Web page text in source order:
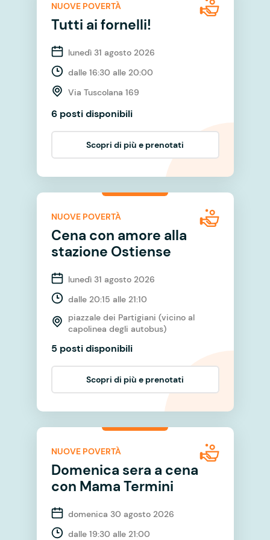
NUOVE POVERTÀ
Tutti ai fornelli!
lunedì 31 agosto 2026
dalle 16:30 alle 20:00
Via Tuscolana 169
6 posti disponibili
Scopri di più e prenotati
NUOVE POVERTÀ
Cena con amore alla
stazione Ostiense
lunedì 31 agosto 2026
dalle 20:15 alle 21:10
piazzale dei Partigiani (vicino al
capolinea degli autobus)
5 posti disponibili
Scopri di più e prenotati
NUOVE POVERTÀ
Domenica sera a cena
con Mama Termini
domenica 30 agosto 2026
dalle 19:30 alle 21:00